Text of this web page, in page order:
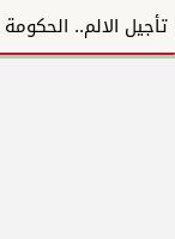
تأجيل الالم..